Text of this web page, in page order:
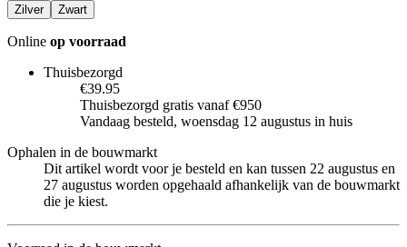
Zilver Zwart
Online op voorraad
Thuisbezorgd
€39.95
Thuisbezorgd gratis vanaf €950
Vandaag besteld, woensdag 12 augustus in huis
Ophalen in de bouwmarkt
Dit artikel wordt voor je besteld en kan tussen 22 augustus en
27 augustus worden opgehaald afhankelijk van de bouwmarkt
die je kiest.